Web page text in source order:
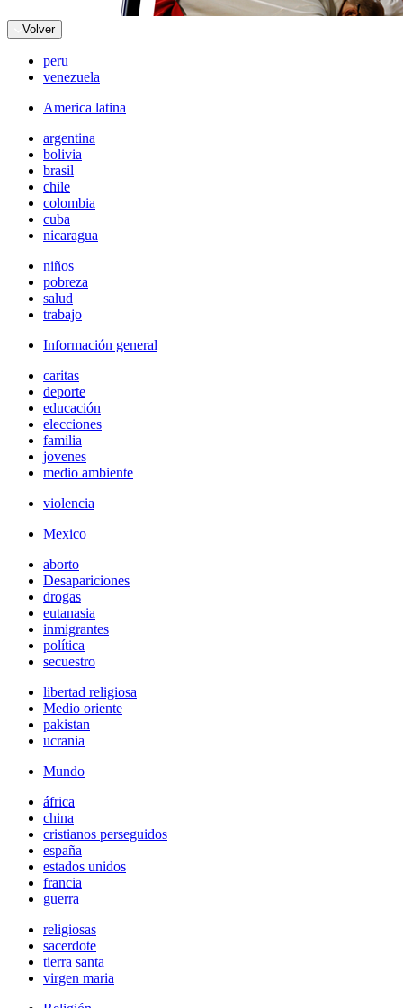
Volver
peru
venezuela
America latina
argentina
bolivia
brasil
chile
colombia
cuba
nicaragua
niños
pobreza
salud
trabajo
Información general
caritas
deporte
educación
elecciones
familia
jovenes
medio ambiente
violencia
Mexico
aborto
Desapariciones
drogas
eutanasia
inmigrantes
política
secuestro
libertad religiosa
Medio oriente
pakistan
ucrania
Mundo
áfrica
china
cristianos perseguidos
españa
estados unidos
francia
guerra
religiosas
sacerdote
tierra santa
virgen maria